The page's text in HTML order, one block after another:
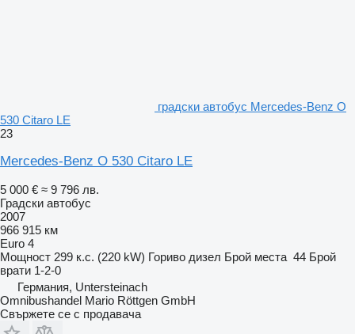
градски автобус Mercedes-Benz O
530 Citaro LE
23
Mercedes-Benz O 530 Citaro LE
5 000 € ≈ 9 796 лв.
Градски автобус
2007
966 915 км
Euro 4
Мощност 299 к.с. (220 kW) Гориво дизел Брой места 44 Брой
врати 1-2-0
Германия, Untersteinach
Omnibushandel Mario Röttgen GmbH
Свържете се с продавача